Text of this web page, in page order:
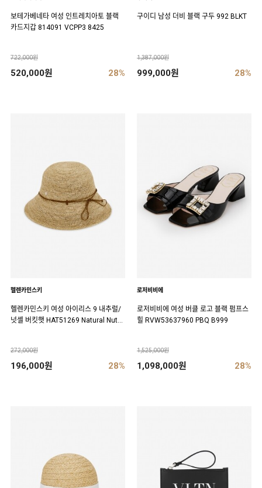
보테가베네타 여성 인트레치아토 블랙
카드지갑 814091 VCPP3 8425
722,000원
520,000원 28%
구이디 남성 더비 블랙 구두 992 BLKT
1,387,000원
999,000원 28%
헬렌카민스키
헬렌카민스키 여성 아이리스 9 내추럴/
넛셸 버킷햇 HAT51269 Natural Nuts
272,000원
196,000원 28%
로저비비에
로저비비에 여성 버클 로고 블랙 펌프스
힐 RVW53637960 PBQ B999
1,525,000원
1,098,000원 28%